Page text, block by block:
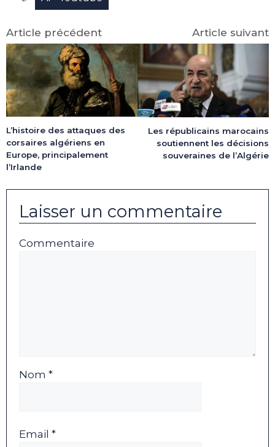
Article précédent
L’histoire des attaques des
corsaires algériens en
Europe, principalement
l’Irlande
Article suivant
Les républicains marocains
soutiennent les décisions
souveraines de l’Algérie
Laisser un commentaire
Commentaire
Nom *
Email *